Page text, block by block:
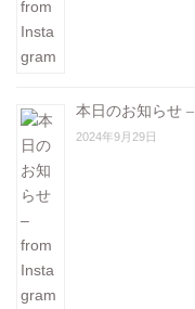
本日のお知らせ
2024年9月29日